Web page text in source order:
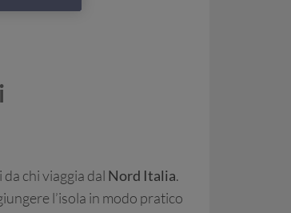
chi viaggia dal Nord Italia.
l’isola in modo pratico